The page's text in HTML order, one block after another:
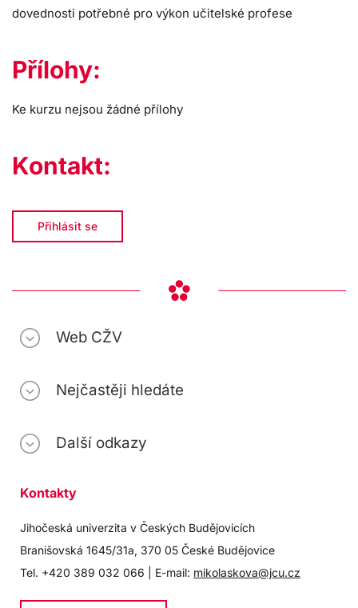
dovednosti potřebné pro výkon učitelské profese
Přílohy:
Ke kurzu nejsou žádné přílohy
Kontakt:
Přihlásit se
Web CŽV
Nejčastěji hledáte
Další odkazy
Kontakty
Jihočeská univerzita v Českých Budějovicích
Branišovská 1645/31a, 370 05 České Budějovice
Tel. +420 389 032 066 | E-mail: mikolaskova@jcu.cz